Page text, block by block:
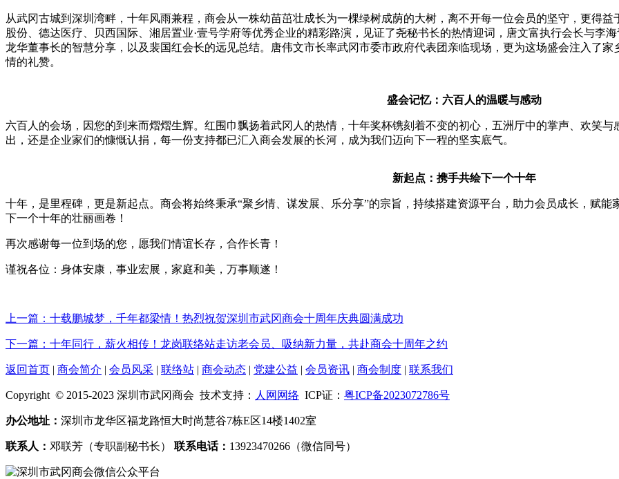
从武冈古城到深圳湾畔，十年风雨兼程，商会从一株幼苗茁壮成长为一棵绿树成荫的大树，离不开每一位会员的坚守，更得
股份、德达医疗、贝西国际、湘居置业·壹号学府等优秀企业的精彩路演，见证了尧秘书长的热情迎词，唐文富执行会长与李
龙华董事长的智慧分享，以及裴国红会长的远见总结。唐伟文市长率武冈市委市政府代表团亲临现场，更为这场盛会注入了
情的礼赞。
盛会记忆：六百人的温暖与感动
六百人的会场，因您的到来而熠熠生辉。红围巾飘扬着武冈人的热情，十年奖杯镌刻着不变的初心，五洲厅中的掌声、欢笑
出，还是企业家们的慷慨认捐，每一份支持都已汇入商会发展的长河，成为我们迈向下一程的坚实底气。
新起点：携手共绘下一个十年
十年，是里程碑，更是新起点。商会将始终秉承“聚乡情、谋发展、乐分享”的宗旨，持续搭建资源平台，助力会员成长，赋
下一个十年的壮丽画卷！
再次感谢每一位到场的您，愿我们情谊长存，合作长青！
谨祝各位：身体安康，事业宏展，家庭和美，万事顺遂！
上一篇：十载鹏城梦，千年都梁情！热烈祝贺深圳市武冈商会十周年庆典圆满成功
下一篇：十年同行，薪火相传！龙岗联络站走访老会员、吸纳新力量，共赴商会十周年之约
返回首页 | 商会简介 | 会员风采 | 联络站 | 商会动态 | 党建公益 | 会员资讯 | 商会制度 | 联系我们
Copyright © 2015-2023 深圳市武冈商会 技术支持： 人网网络 ICP证： 粤ICP备2023072786号
办公地址： 深圳市龙华区福龙路恒大时尚慧谷7栋E区14楼1402室
联系人： 邓联芳（专职副秘书长） 联系电话： 13923470266（微信同号）